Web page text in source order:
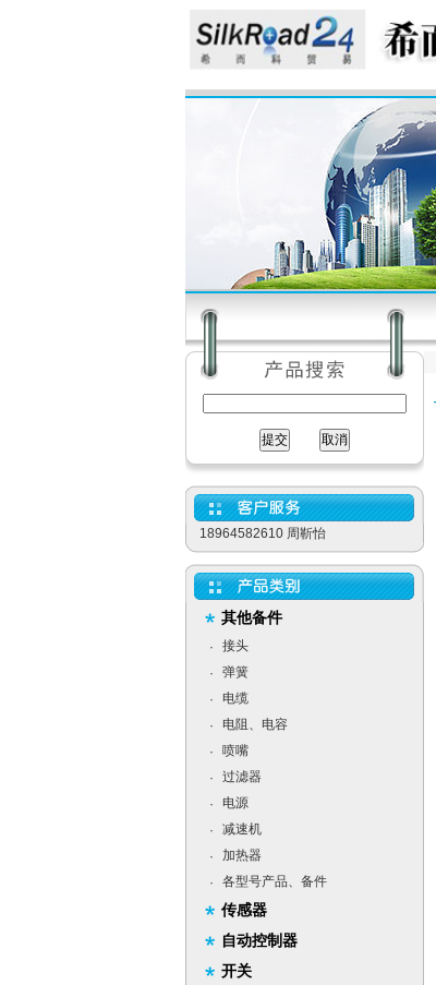
18964582610 周靳怡
其他备件
·
接头
·
弹簧
·
电缆
·
电阻、电容
·
喷嘴
·
过滤器
·
电源
·
减速机
·
加热器
·
各型号产品、备件
传感器
自动控制器
开关